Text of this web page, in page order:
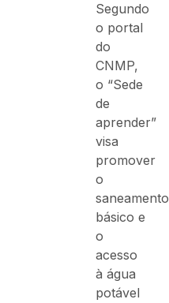
Segundo
o portal
do
CNMP,
o “Sede
de
aprender”
visa
promover
o
saneamento
básico e
o
acesso
à água
potável